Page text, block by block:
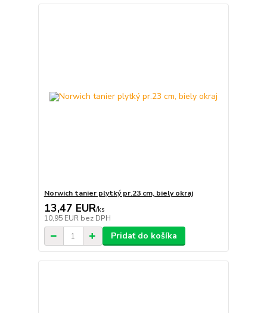
Norwich tanier plytký pr.23 cm, biely okraj
13,47 EUR/ks
10,95 EUR bez DPH
Pridať do košíka